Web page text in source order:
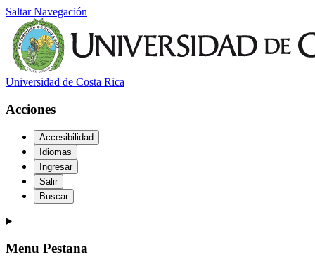
Saltar Navegación
Universidad de Costa Rica
Acciones
Accesibilidad
Idiomas
Ingresar
Salir
Buscar
Menu Pestana